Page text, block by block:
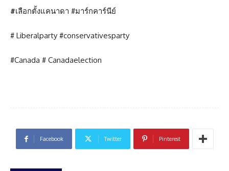
#เลือกตั้งแคนาดา #มาร์กคาร์นีย์
# Liberalparty #conservativesparty
#Canada # Canadaelection
Facebook Twitter Pinterest